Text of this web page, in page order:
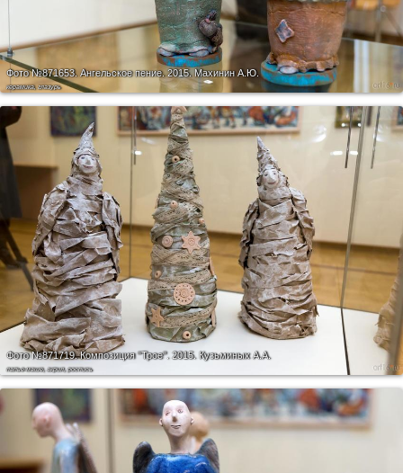
Фото №871653. Ангельское пение. 2015. Махинин А.Ю.
керамика, глазурь
Фото №871719.Композиция "Трое". 2015. Кузьминых А.А.
папье-маше, акрил, роспись